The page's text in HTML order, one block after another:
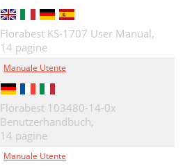
Florabest KS-1707 User Manual,
14 pagine
Manuale Utente
Florabest 103480-14-0х
Benutzerhandbuch,
14 pagine
Manuale Utente